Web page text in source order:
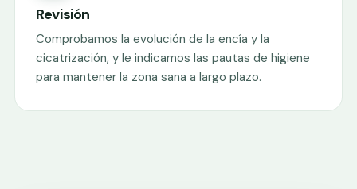
Revisión
Comprobamos la evolución de la encía y la
cicatrización, y le indicamos las pautas de higiene
para mantener la zona sana a largo plazo.